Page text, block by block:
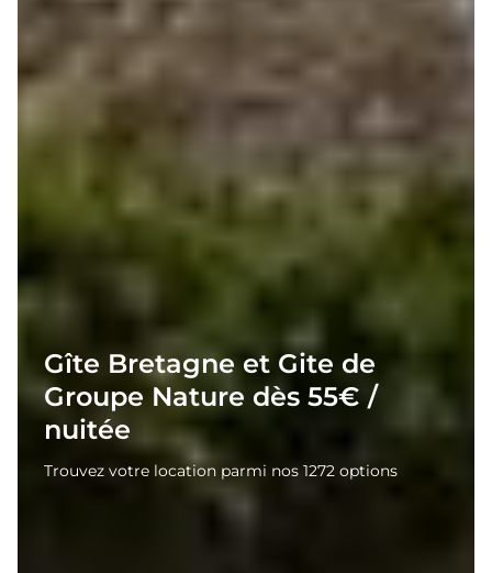
Gîte Bretagne et Gite de
Groupe Nature dès 55€ /
nuitée
Trouvez votre location parmi nos 1272 options